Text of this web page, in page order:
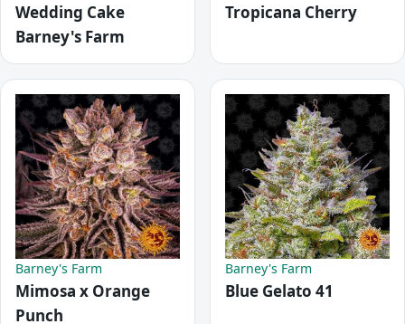
Wedding Cake
Barney's Farm
Tropicana Cherry
Barney's Farm
Mimosa x Orange
Punch
Barney's Farm
Blue Gelato 41